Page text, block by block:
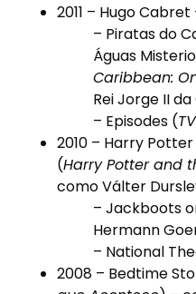
2011 – Hugo Cabret
– Piratas do
Águas
Caribbean:
Rei Jorge II
– Episodes (TV
2010 – Harry Potter
(Harry Potter and
comoVálter
–Jackboots
Hermann
– National
2008 – Bedtime